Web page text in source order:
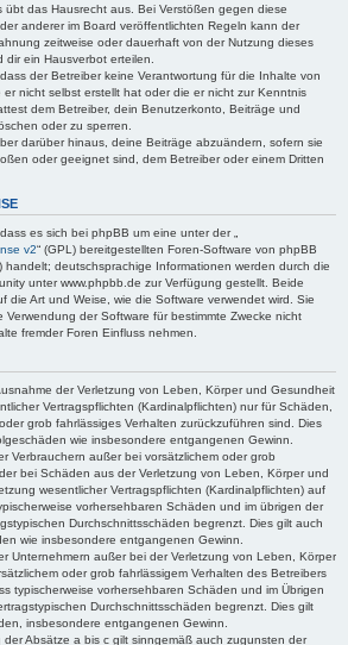
übt das Hausrecht aus. Bei Verstößen gegen diese
anderer im Board veröffentlichten Regeln kann der
zeitweise oder dauerhaft von der Nutzung dieses
ein Hausverbot erteilen.
der Betreiber keine Verantwortung für die Inhalte von
er nicht selbst erstellt hat oder die er nicht zur Kenntnis
dem Betreiber, dein Benutzerkonto, Beiträge und
oder zu sperren.
darüber hinaus, deine Beiträge abzuändern, sofern sie
oder geeignet sind, dem Betreiber oder einem Dritten
es sich bei phpBB um eine unter der „
v2“ (GPL) bereitgestellten Foren-Software von phpBB
handelt; deutschsprachige Informationen werden durch die
unter www.phpbb.de zur Verfügung gestellt. Beide
die Art und Weise, wie die Software verwendet wird. Sie
der Software für bestimmte Zwecke nicht
fremder Foren Einfluss nehmen.
der Verletzung von Leben, Körper und Gesundheit
Vertragspflichten (Kardinalpflichten) nur für Schäden,
grob fahrlässiges Verhalten zurückzuführen sind. Dies
wie insbesondere entgangenen Gewinn.
Verbrauchern außer bei vorsätzlichem oder grob
bei Schäden aus der Verletzung von Leben, Körper und
wesentlicher Vertragspflichten (Kardinalpflichten) auf
vorhersehbaren Schäden und im übrigen der
Durchschnittsschäden begrenzt. Dies gilt auch
wie insbesondere entgangenen Gewinn.
Unternehmern außer bei der Verletzung von Leben, Körper
oder grob fahrlässigem Verhalten des Betreibers
typischerweise vorhersehbaren Schäden und im Übrigen
Durchschnittsschäden begrenzt. Dies gilt
insbesondere entgangenen Gewinn.
Absätze a bis c gilt sinngemäß auch zugunsten der